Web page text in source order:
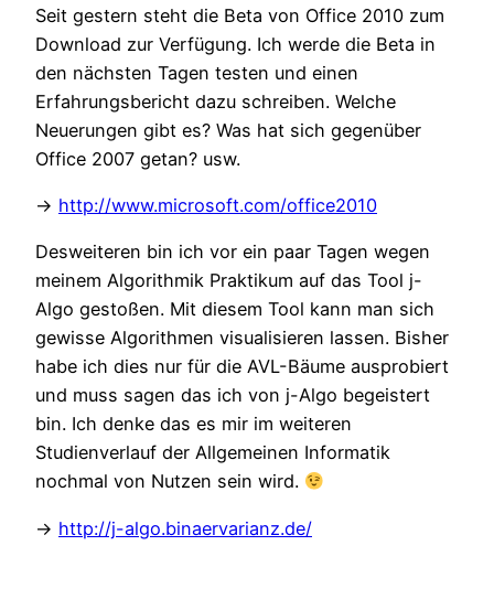
Seit gestern steht die Beta von Office 2010 zum
Download zur Verfügung. Ich werde die Beta in
den nächsten Tagen testen und einen
Erfahrungsbericht dazu schreiben. Welche
Neuerungen gibt es? Was hat sich gegenüber
Office 2007 getan? usw.
-> http://www.microsoft.com/office2010
Desweiteren bin ich vor ein paar Tagen wegen
meinem Algorithmik Praktikum auf das Tool j-
Algo gestoßen. Mit diesem Tool kann man sich
gewisse Algorithmen visualisieren lassen. Bisher
habe ich dies nur für die AVL-Bäume ausprobiert
und muss sagen das ich von j-Algo begeistert
bin. Ich denke das es mir im weiteren
Studienverlauf der Allgemeinen Informatik
nochmal von Nutzen sein wird.
-> http://j-algo.binaervarianz.de/